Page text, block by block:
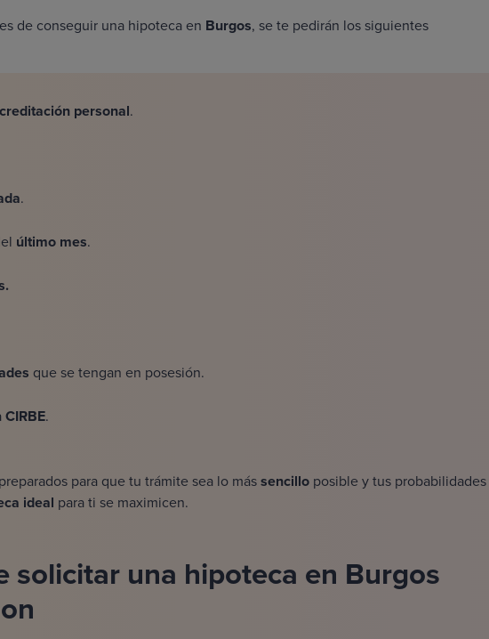
de conseguir una hipoteca en Burgos, se te pedirán los siguientes
personal.
.
último mes.
que se tengan en posesión.
CIRBE.
para que tu trámite sea lo mássencillo posible y tus probabilidades
ideal para ti se maximicen.
solicitar una hipoteca en Burgos